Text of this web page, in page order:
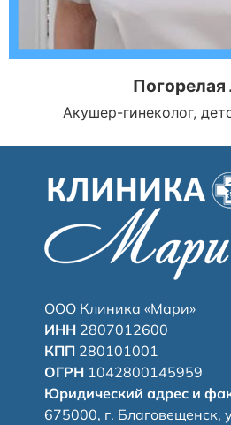
Акушер-гинеколог,
ООО Клиника «Мари»
ИНН2807012600
КПП280101001
ОГРН1042800145959
Юридический адрес и
675000, г. Благовещенск,